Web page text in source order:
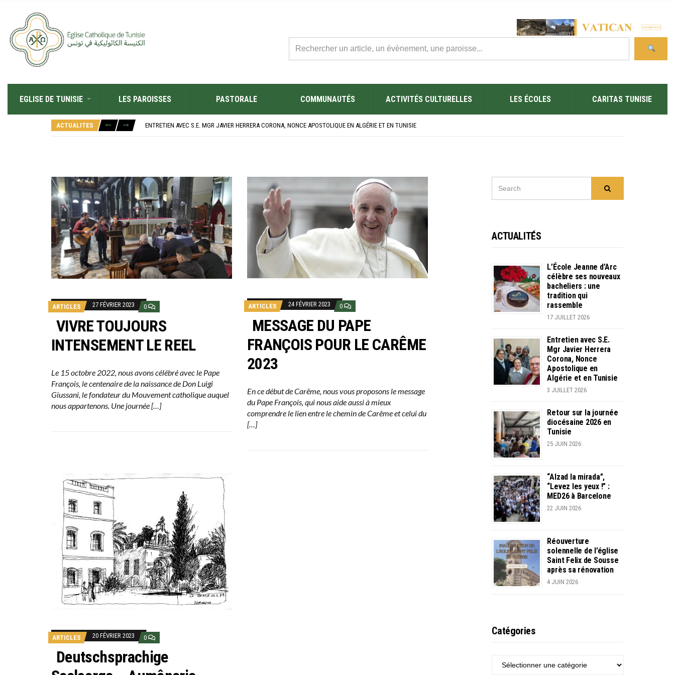
EGLISE DE TUNISIE LES PAROISSES PASTORALE COMMUNAUTÉS ACTIVITÉS CULTURELLES LES ÉCOLES CARITAS TUNISIE
ACTUALITES
L’ÉCOLE JEANNE D’ARC CÉLÈBRE SES NOUVEAUX BACHELIERS : UNE TRADITION QUI RASSEMBLE
ENTRETIEN AVEC S.E. MGR JAVIER HERRERA CORONA, NONCE APOSTOLIQUE EN ALGÉRIE ET EN TUNISIE
ARTICLES 27 FÉVRIER 2023 0
VIVRE TOUJOURS
INTENSEMENT LE REEL
Le 15 octobre 2022, nous avons célébré avec le Pape
François, le centenaire de la naissance de Don Luigi
Giussani, le fondateur du Mouvement catholique auquel
nous appartenons. Une journée […]
ARTICLES 24 FÉVRIER 2023 0
MESSAGE DU PAPE
FRANÇOIS POUR LE CARÊME
2023
En ce début de Carême, nous vous proposons le message
du Pape François, qui nous aide aussi à mieux
comprendre le lien entre le chemin de Carême et celui du
[…]
ARTICLES 20 FÉVRIER 2023 0
Deutschsprachige
ACTUALITÉS
L’École Jeanne d’Arc
célèbre ses nouveaux
bacheliers : une
tradition qui
rassemble
17 JUILLET 2026
Entretien avec S.E.
Mgr Javier Herrera
Corona, Nonce
Apostolique en
Algérie et en Tunisie
3 JUILLET 2026
Retour sur la journée
diocésaine 2026 en
Tunisie
25 JUIN 2026
“Alzad la mirada”,
“Levez les yeux !” :
MED26 à Barcelone
22 JUIN 2026
Réouverture
solennelle de l’église
Saint Felix de Sousse
après sa rénovation
4 JUIN 2026
Catégories
CATÉGORIES